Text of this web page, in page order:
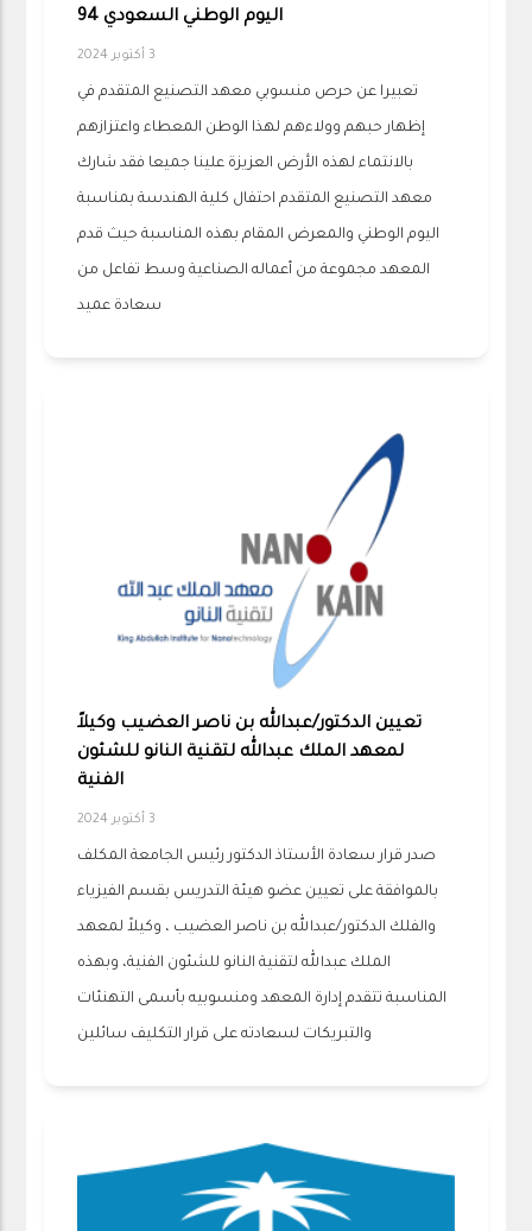
اليوم الوطني السعودي 94
3 أكتوبر 2024
تعبيرا عن حرص منسوبي معهد التصنيع المتقدم في
إظهار حبهم وولاءهم لهذا الوطن المعطاء واعتزازهم
بالانتماء لهذه الأرض العزيزة علينا جميعا فقد شارك
معهد التصنيع المتقدم احتفال كلية الهندسة بمناسبة
اليوم الوطني والمعرض المقام بهذه المناسبة حيث قدم
المعهد مجموعة من أعماله الصناعية وسط تفاعل من
سعادة عميد
تعيين الدكتور/عبدالله بن ناصر العضيب وكيلاً
لمعهد الملك عبدالله لتقنية النانو للشئون
الفنية
3 أكتوبر 2024
صدر قرار سعادة الأستاذ الدكتور رئيس الجامعة المكلف
بالموافقة على تعيين عضو هيئة التدريس بقسم الفيزياء
والفلك الدكتور/عبدالله بن ناصر العضيب ، وكيلاً لمعهد
الملك عبدالله لتقنية النانو للشئون الفنية، وبهذه
المناسبة تتقدم إدارة المعهد ومنسوبيه بأسمى التهنئات
والتبريكات لسعادته على قرار التكليف سائلين